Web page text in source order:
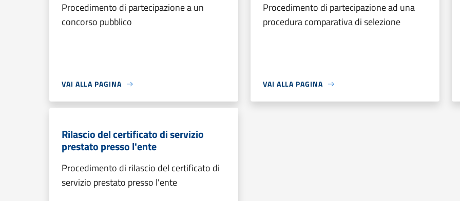
Procedimento di partecipazione a un
concorso pubblico
VAI ALLA PAGINA
Procedimento di partecipazione ad una
procedura comparativa di selezione
VAI ALLA PAGINA
Rilascio del certificato di servizio
prestato presso l'ente
Procedimento di rilascio del certificato di
servizio prestato presso l'ente